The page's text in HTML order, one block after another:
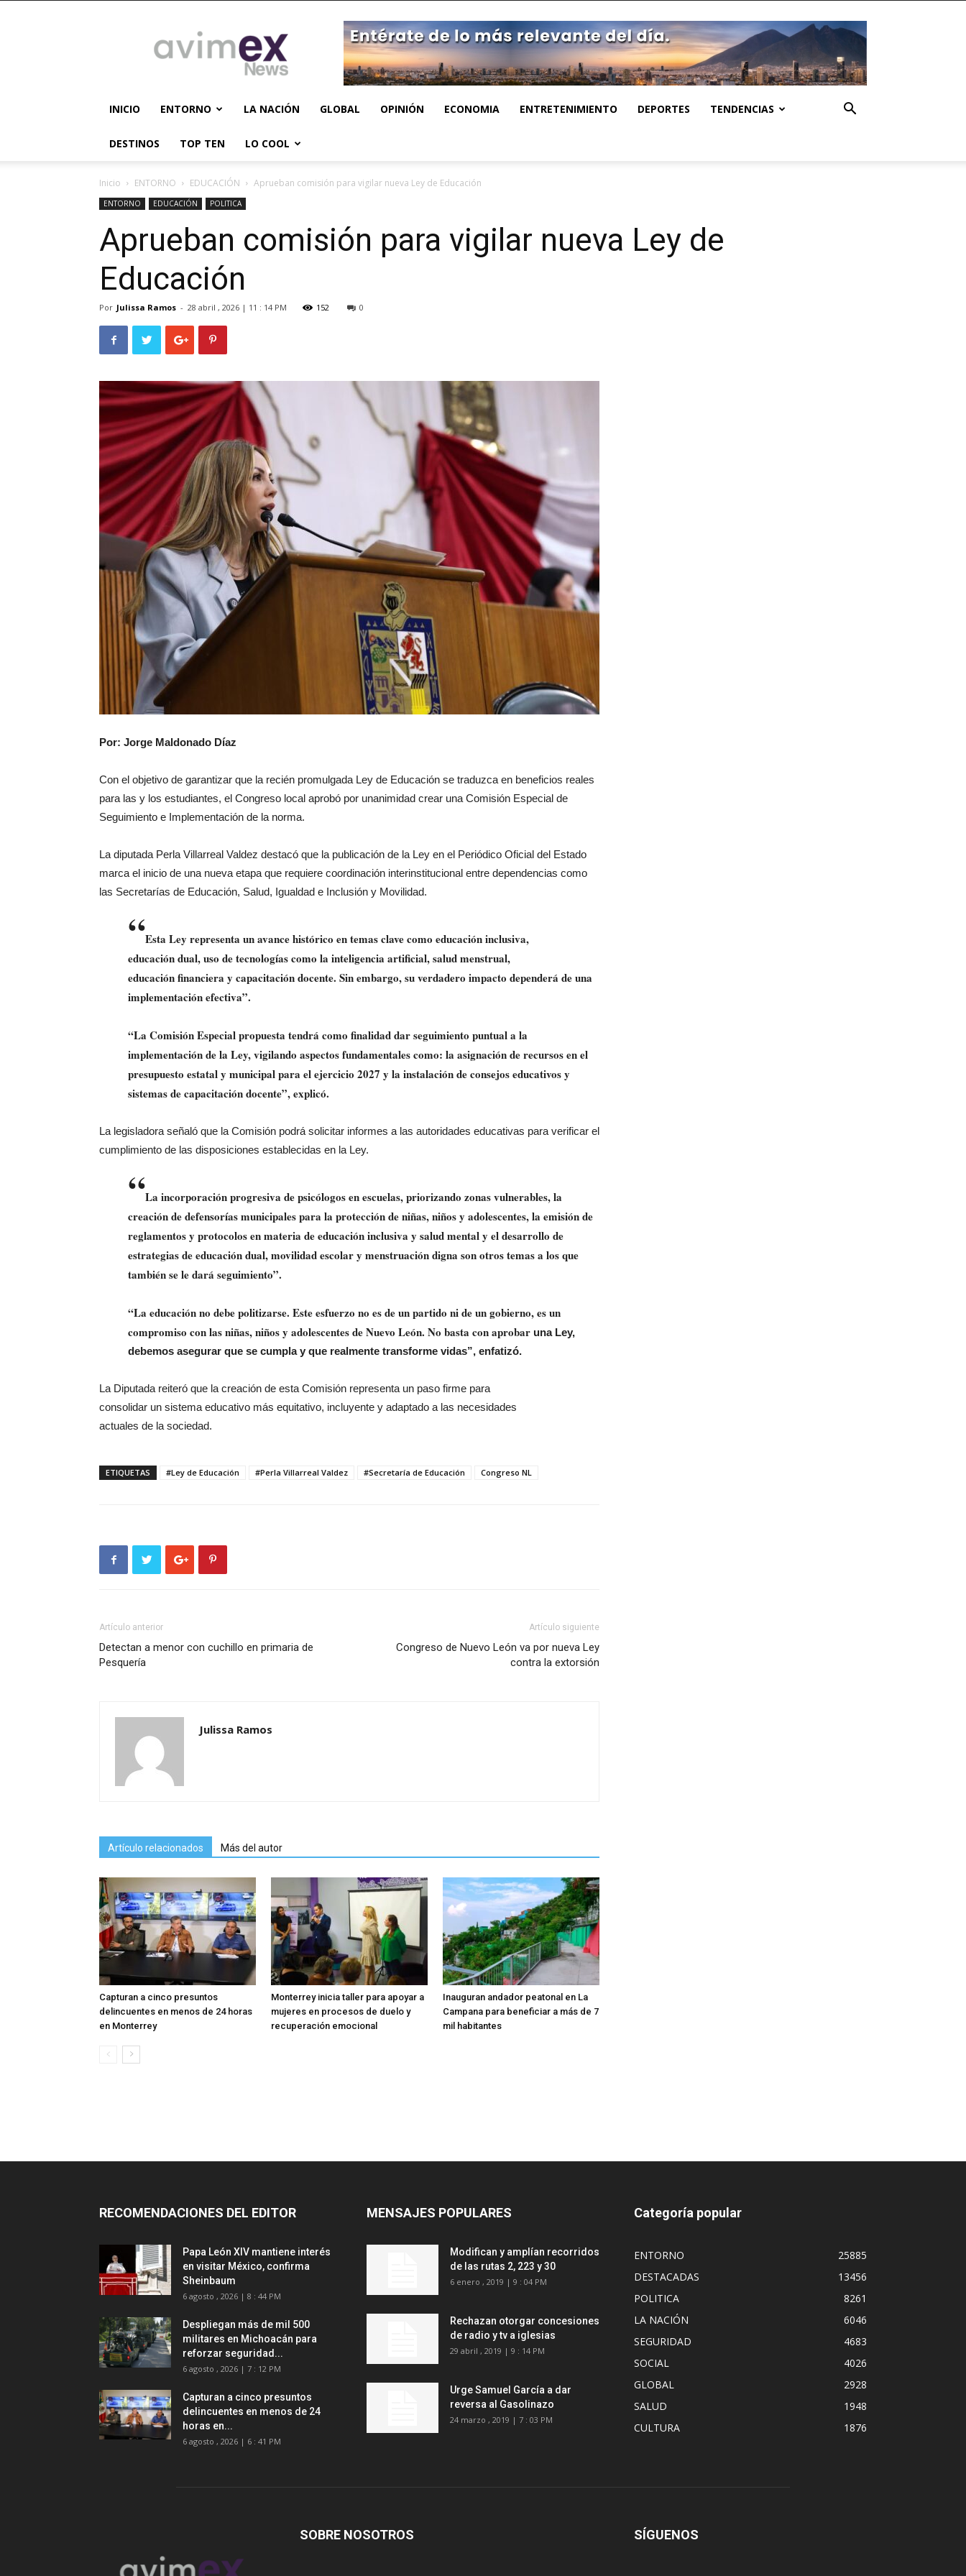
NEWS
INICIO ENTORNO LA NACIÓN GLOBAL OPINIÓN ECONOMIA ENTRETENIMIENTO DEPORTES TENDENCIAS
DESTINOS TOP TEN LO COOL
Inicio ENTORNO EDUCACIÓN Aprueban comisión para vigilar nueva Ley de Educación
ENTORNO EDUCACIÓN POLITICA
Aprueban comisión para vigilar nueva Ley de
Educación
Por Julissa Ramos - 28 abril , 2026 | 11 : 14 PM 152 0
Por: Jorge Maldonado Díaz
Con el objetivo de garantizar que la recién promulgada Ley de Educación se traduzca en beneficios reales
para las y los estudiantes, el Congreso local aprobó por unanimidad crear una Comisión Especial de
Seguimiento e Implementación de la norma.
La diputada Perla Villarreal Valdez destacó que la publicación de la Ley en el Periódico Oficial del Estado
marca el inicio de una nueva etapa que requiere coordinación interinstitucional entre dependencias como
las Secretarías de Educación, Salud, Igualdad e Inclusión y Movilidad.
“Esta Ley representa un avance histórico en temas clave como educación inclusiva,
educación dual, uso de tecnologías como la inteligencia artificial, salud menstrual,
educación financiera y capacitación docente. Sin embargo, su verdadero impacto dependerá de una
implementación efectiva”.
“La Comisión Especial propuesta tendrá como finalidad dar seguimiento puntual a la
implementación de la Ley, vigilando aspectos fundamentales como: la asignación derecursos en el
presupuesto estatal y municipal para el ejercicio 2027 y la instalación deconsejos educativos y
sistemas de capacitación docente”, explicó.
La legisladora señaló que la Comisión podrá solicitar informes a las autoridades educativas para verificar el
cumplimiento de las disposiciones establecidas en la Ley.
“La incorporación progresiva de psicólogos en escuelas, priorizando zonas vulnerables, la
creación de defensorías municipales para la protección de niñas, niños y adolescentes, la emisión de
reglamentos y protocolos en materia de educación inclusiva y salud mental y el desarrollo de
estrategias de educación dual, movilidad escolar y menstruación digna son otros temas a los que
también se le dará seguimiento”.
“La educación no debe politizarse. Este esfuerzo no es de un partido ni de un gobierno, es un
compromiso con las niñas, niños y adolescentes de Nuevo León. No basta con aprobar una Ley,
debemos asegurar que se cumpla y que realmente transforme vidas”, enfatizó.
La Diputada reiteró que la creación de esta Comisión representa un paso firme para
consolidar un sistema educativo más equitativo, incluyente y adaptado a las necesidades
actuales de la sociedad.
ETIQUETAS #Ley de Educación #Perla Villarreal Valdez #Secretaría de Educación Congreso NL
Artículo anterior
Detectan a menor con cuchillo en primaria de
Pesquería
Artículo siguiente
Congreso de Nuevo León va por nueva Ley
contra la extorsión
Julissa Ramos
Artículo relacionados Más del autor
Capturan a cinco presuntos
delincuentes en menos de 24 horas
en Monterrey
Monterrey inicia taller para apoyar a
mujeres en procesos de duelo y
recuperación emocional
Inauguran andador peatonal en La
Campana para beneficiar a más de 7
mil habitantes
RECOMENDACIONES DEL EDITOR
Papa León XIV mantiene interés
en visitar México, confirma
Sheinbaum
6 agosto , 2026 | 8 : 44 PM
Despliegan más de mil 500
militares en Michoacán para
reforzar seguridad...
6 agosto , 2026 | 7 : 12 PM
Capturan a cinco presuntos
delincuentes en menos de 24
horas en...
6 agosto , 2026 | 6 : 41 PM
MENSAJES POPULARES
Modifican y amplían recorridos
de las rutas 2, 223 y 30
6 enero , 2019 | 9 : 04 PM
Rechazan otorgar concesiones
de radio y tv a iglesias
29 abril , 2019 | 9 : 14 PM
Urge Samuel García a dar
reversa al Gasolinazo
24 marzo , 2019 | 7 : 03 PM
Categoría popular
ENTORNO
25885
DESTACADAS
13456
POLITICA
8261
LA NACIÓN
6046
SEGURIDAD
4683
SOCIAL
4026
GLOBAL
2928
SALUD
1948
CULTURA
1876
SOBRE NOSOTROS SÍGUENOS